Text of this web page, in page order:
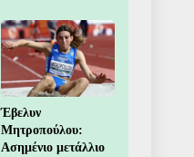
Έβελυν
Μητροπούλου:
Ασημένιο μετάλλιο